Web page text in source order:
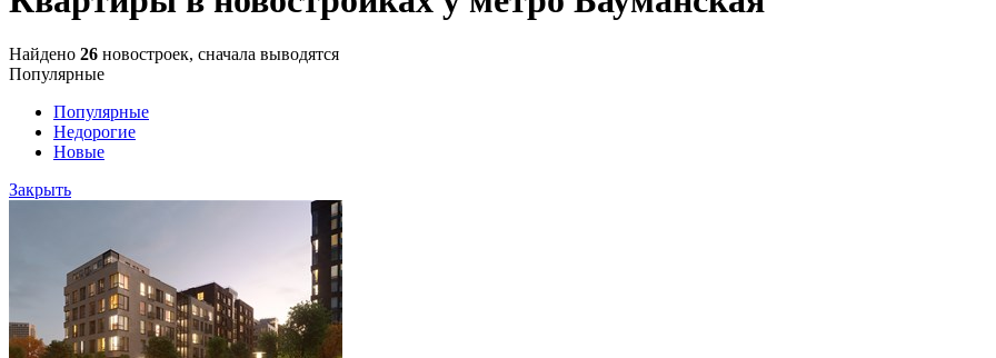
Найдено 26 новостроек, сначала выводятся
Популярные
Популярные
Недорогие
Новые
Закрыть